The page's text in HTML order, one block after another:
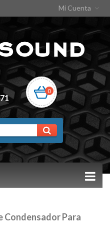
Mi Cuenta
0
Condensador Para